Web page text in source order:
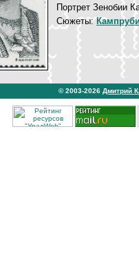
Портрет Зенобии
Сюжеты:
© 2003-2026 Дмитрий